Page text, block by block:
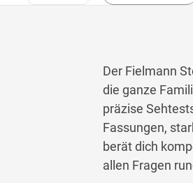
Der Fielmann
die ganze
präzise
Fassungen,
berät dich
allen Fragen